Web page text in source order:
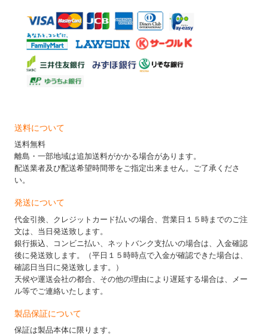
送料について
送料無料
離島・一部地域は追加送料がかかる場合があります。
配送業者及び配送希望時間帯をご指定出来ません。ご了承くださ
い。
発送について
代金引換、クレジットカード払いの場合、営業日１５時までのご注
文は、当日発送致します。
銀行振込、コンビニ払い、ネットバンク支払いの場合は、入金確認
後に発送致します。（平日１５時時点で入金が確認できた場合は、
確認日当日に発送致します。）
天候や運送会社の都合、その他の理由により遅延する場合は、メー
ル等でご連絡いたします。
製品保証について
保証は製品本体に限ります。